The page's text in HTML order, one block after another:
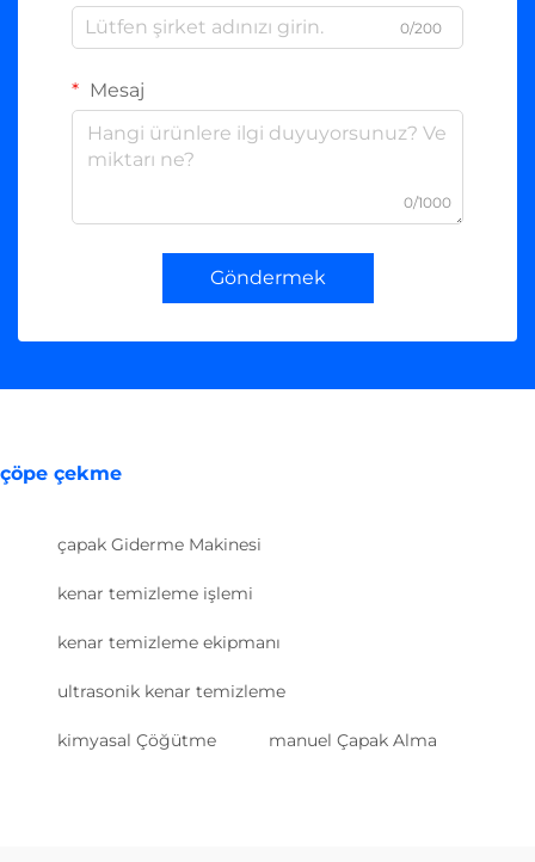
0/200
Mesaj
0/1000
Göndermek
çöpe çekme
çapak Giderme Makinesi
kenar temizleme işlemi
kenar temizleme ekipmanı
ultrasonik kenar temizleme
kimyasal Çöğütme manuel Çapak Alma